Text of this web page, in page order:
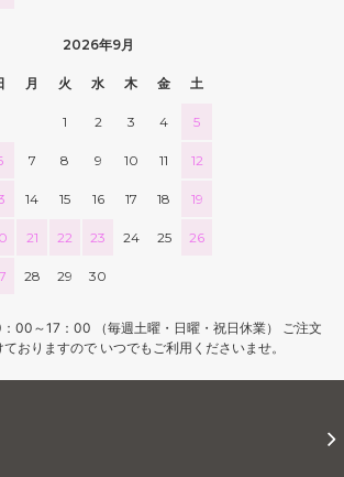
2026年9月
月 火 水 木 金 土
1 2 3 4 5
7 8 9 10 11 12
14 15 16 17 18 19
21 22 23 24 25 26
28 29 30
00～17：00 （毎週土曜・日曜・祝日休業） ご注文
おりますので いつでもご利用くださいませ。